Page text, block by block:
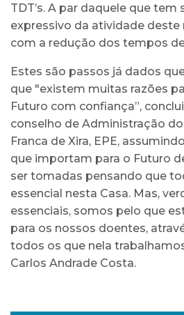
TDT’s. A par daquele que
expressivo da atividade deste
com a redução dos tempos
Estes são passos já dados
que "existem muitas razões
Futuro com confiança”,
conselho de Administração
Franca de Xira, EPE,
que importam para o Futuro
ser tomadas pensando que
essencial nesta Casa. Mas,
essenciais, somos pelo que
para os nossos doentes,
todos os que nela
Carlos Andrade Costa.